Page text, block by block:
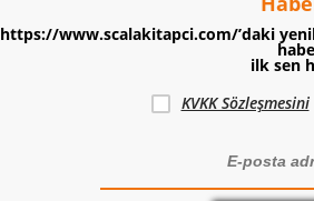
https://www.scalakitapci.com/’daki
ilk sen
KVKK Sözleşmesini